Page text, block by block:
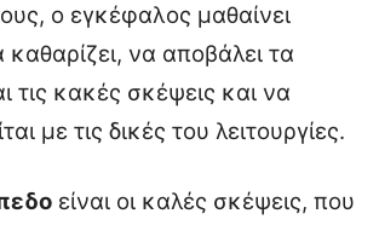
ο εγκέφαλος μαθαίνει
να αποβάλει τα
τις κακές σκέψεις και να
με τις δικές του λειτουργίες.
είναι οι καλές σκέψεις, που